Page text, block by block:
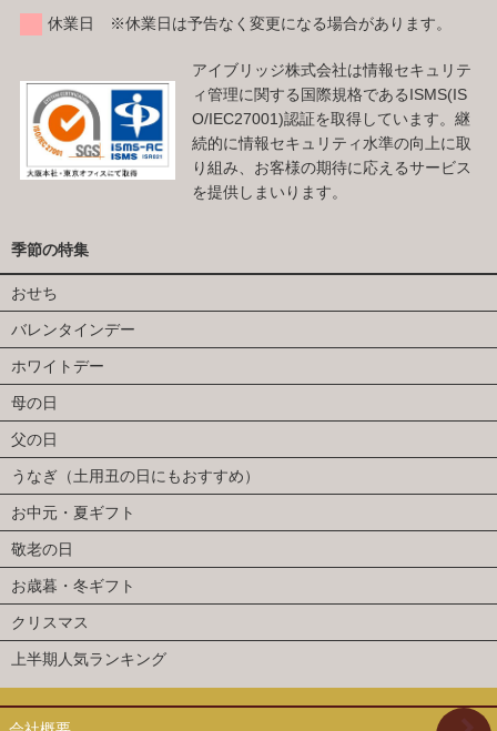
休業日 ※休業日は予告なく変更になる場合があります。
アイブリッジ株式会社は情報セキュリテ
ィ管理に関する国際規格であるISMS(IS
O/IEC27001)認証を取得しています。継
続的に情報セキュリティ水準の向上に取
り組み、お客様の期待に応えるサービス
を提供しまいります。
季節の特集
おせち
バレンタインデー
ホワイトデー
母の日
父の日
うなぎ（土用丑の日にもおすすめ）
お中元・夏ギフト
敬老の日
お歳暮・冬ギフト
クリスマス
上半期人気ランキング